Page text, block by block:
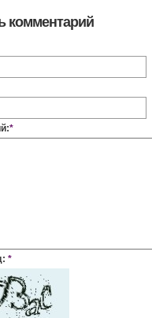
комментарий
*
*